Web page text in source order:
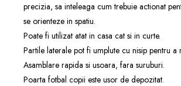
precizia, sa inteleaga cum trebuie actionat
se orienteze in spatiu.
Poate fi utilizat atat in casa cat si in curte.
Partile laterale pot fi umplute cu nisip pentru a
Asamblare rapida si usoara, fara suruburi.
Poarta fotbal copii este usor de depozitat.